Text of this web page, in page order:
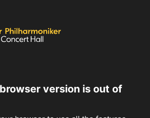
version is out of